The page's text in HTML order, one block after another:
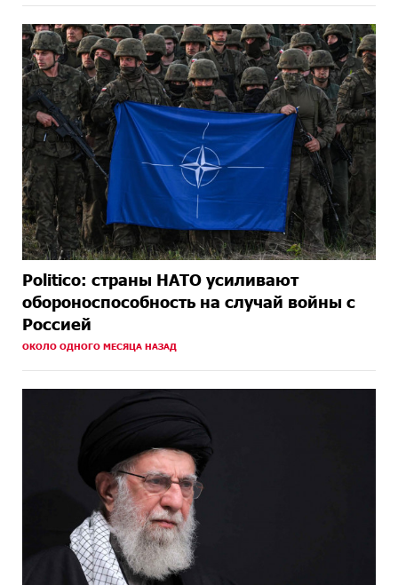
Politico: страны НАТО усиливают
обороноспособность на случай войны с
Россией
ОКОЛО ОДНОГО МЕСЯЦА НАЗАД